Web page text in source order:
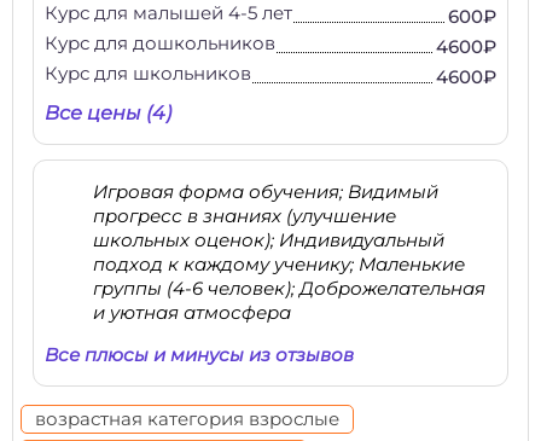
Курс для малышей 4-5 лет
600₽
Курс для дошкольников
4600₽
Курс для школьников
4600₽
Все цены (4)
Игровая форма обучения; Видимый
прогресс в знаниях (улучшение
школьных оценок); Индивидуальный
подход к каждому ученику; Маленькие
группы (4-6 человек); Доброжелательная
и уютная атмосфера
Все плюсы и минусы из отзывов
возрастная категория взрослые